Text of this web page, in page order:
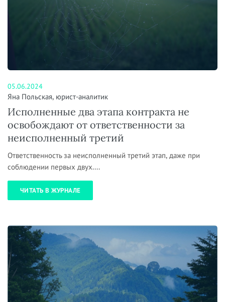
05.06.2024
Яна Польская, юрист-аналитик
Исполненные два этапа контракта не
освобождают от ответственности за
неисполненный третий
Ответственность за неисполненный третий этап, даже при
соблюдении первых двух....
ЧИТАТЬ В ЖУРНАЛЕ